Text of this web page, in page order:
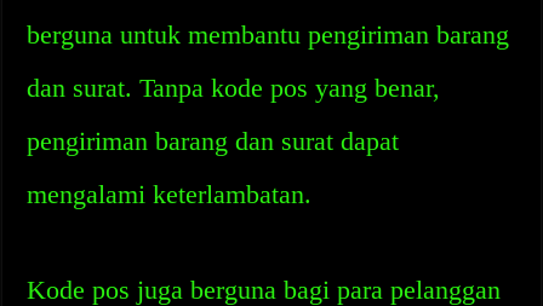
berguna untuk membantu pengiriman barang
dan surat. Tanpa kode pos yang benar,
pengiriman barang dan surat dapat
mengalami keterlambatan.
Kode pos juga berguna bagi para pelanggan